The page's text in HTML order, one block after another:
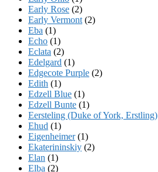
Early Rose (2)
Early Vermont (2)
Eba (1)
Echo (1)
Eclata (2)
Edelgard (1)
Edgecote Purple (2)
Edith (1)
Edzell Blue (1)
Edzell Bunte (1)
Eersteling (Duke of York, Erstling)
Ehud (1)
Eigenheimer(1)
Ekaterininskiy (2)
Elan (1)
Elba (2)